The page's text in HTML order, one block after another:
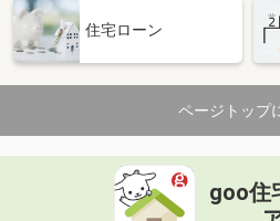
住宅ローン
ページトップ
goo住